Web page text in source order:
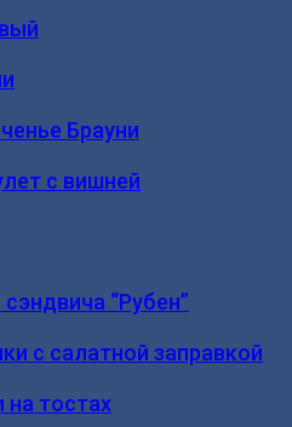
Брауни
с вишней
“Рубен”
с салатной заправкой
на тостах